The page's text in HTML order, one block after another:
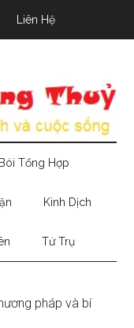
Liên Hệ
Bói Tổng Hợp
Kinh Dịch
Tứ Trụ
pháp và bí